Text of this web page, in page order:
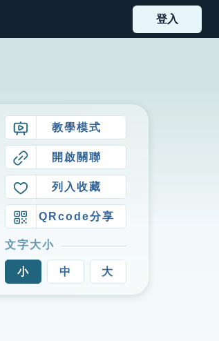
登入
教學模式
開啟關聯
列入收藏
QRcode分享
文字大小
小 中 大